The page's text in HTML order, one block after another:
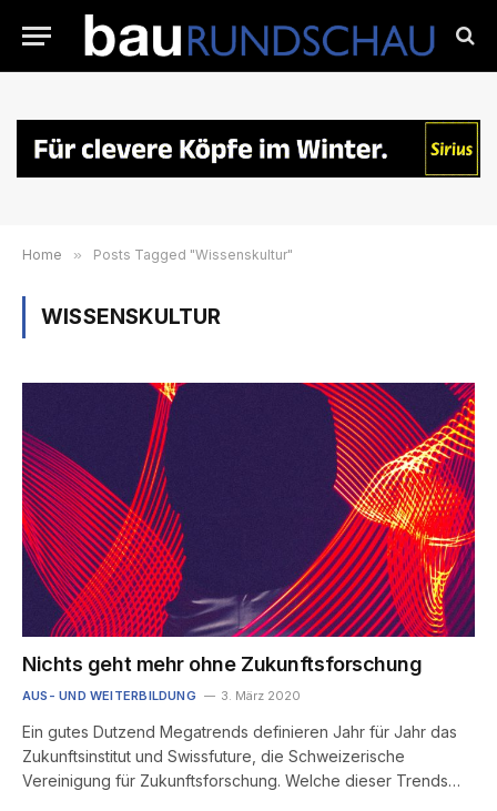
Home » Posts Tagged "Wissenskultur"
WISSENSKULTUR
Nichts geht mehr ohne Zukunftsforschung
AUS- UND WEITERBILDUNG 3. März 2020
Ein gutes Dutzend Megatrends definieren Jahr für Jahr das
Zukunftsinstitut und Swissfuture, die Schweizerische
Vereinigung für Zukunftsforschung. Welche dieser Trends…